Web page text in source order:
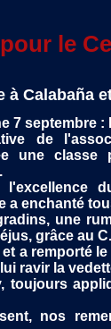
le
Calabaña
7 septembre :
de
une classe
l'excellence
a enchanté
une
grâce au
a remporté
ravir la
toujours
nos